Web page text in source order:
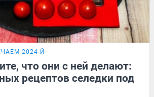
2024-Й
что они с ней делают:
рецептов селедки под